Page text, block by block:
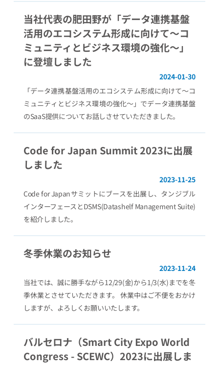
当社代表の肥田野が「データ連携基盤
活用のエコシステム形成に向けて〜コ
ミュニティとビジネス環境の強化〜」
に登壇しました
「データ連携基盤活用のエコシステム形成に向けて〜コ
ミュニティとビジネス環境の強化〜」でデータ連携基盤
のSaaS提供についてお話しさせていただきました。
2024-01-30
Code for Japan Summit 2023に出展
しました
Code for Japanサミットにブースを出展し、タンジブル
インターフェースとDSMS(Datashelf Management Suite)
を紹介しました。
2023-11-25
冬季休業のお知らせ
当社では、誠に勝手ながら12/29(金)から1/3(水)までを冬
季休業とさせていただきます。 休業中はご不便をおかけ
しますが、よろしくお願いいたします。
2023-11-24
バルセロナ（Smart City Expo World
Congress - SCEWC）2023に出展しま